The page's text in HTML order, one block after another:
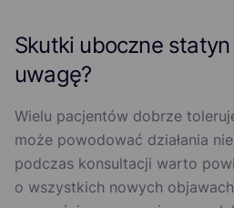
Skutki uboczne
uwagę?
Wielu pacjentów dobrze
może powodować działania
podczas konsultacji warto
o wszystkich nowych